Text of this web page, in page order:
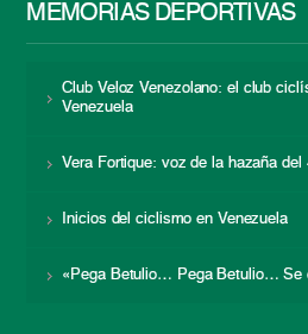
MEMORIAS DEPORTIVAS
Club Veloz Venezolano: el club
Venezuela
Vera Fortique: voz de la hazaña del
Inicios del ciclismo en Venezuela
«Pega Betulio… Pega Betulio… Se